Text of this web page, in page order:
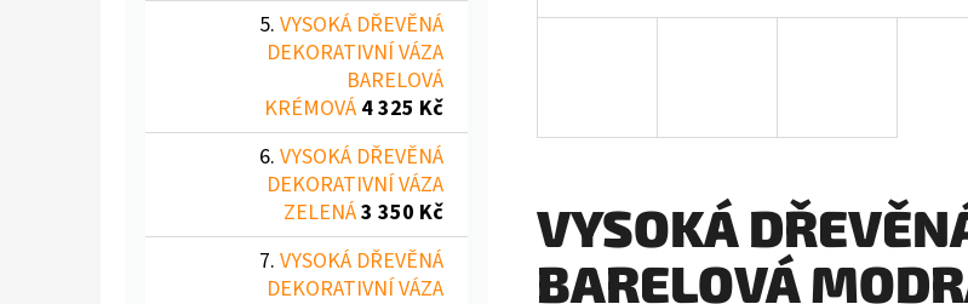
VYSOKÁ DŘEVĚNÁ
DEKORATIVNÍ VÁZA
BARELOVÁ
KRÉMOVÁ 4 325 Kč
VYSOKÁ DŘEVĚNÁ
DEKORATIVNÍ VÁZA
ZELENÁ3 350 Kč
VYSOKÁ DŘEVĚNÁ
DEKORATIVNÍ VÁZA
VYSOKÁ
BARELOVÁ